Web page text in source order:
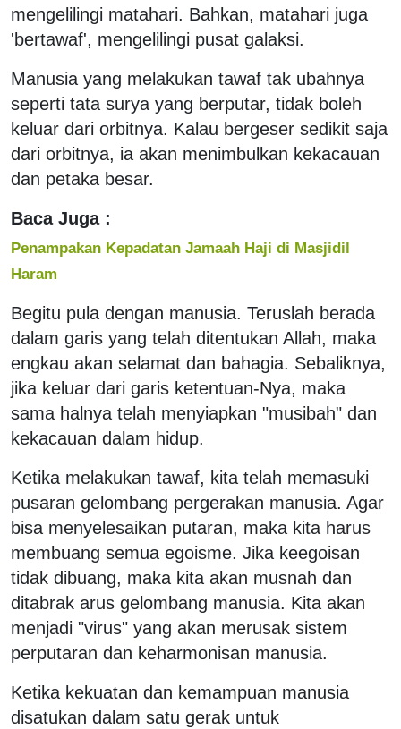
mengelilingi matahari. Bahkan, matahari juga
'bertawaf', mengelilingi pusat galaksi.
Manusia yang melakukan tawaf tak ubahnya
seperti tata surya yang berputar, tidak boleh
keluar dari orbitnya. Kalau bergeser sedikit saja
dari orbitnya, ia akan menimbulkan kekacauan
dan petaka besar.
Baca Juga :
Penampakan Kepadatan Jamaah Haji di Masjidil
Haram
Begitu pula dengan manusia. Teruslah berada
dalam garis yang telah ditentukan Allah, maka
engkau akan selamat dan bahagia. Sebaliknya,
jika keluar dari garis ketentuan-Nya, maka
sama halnya telah menyiapkan "musibah" dan
kekacauan dalam hidup.
Ketika melakukan tawaf, kita telah memasuki
pusaran gelombang pergerakan manusia. Agar
bisa menyelesaikan putaran, maka kita harus
membuang semua egoisme. Jika keegoisan
tidak dibuang, maka kita akan musnah dan
ditabrak arus gelombang manusia. Kita akan
menjadi "virus" yang akan merusak sistem
perputaran dan keharmonisan manusia.
Ketika kekuatan dan kemampuan manusia
disatukan dalam satu gerak untuk